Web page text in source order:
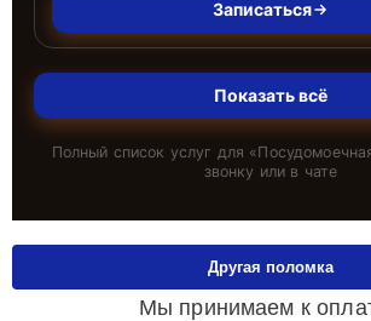
Записаться
Показать всё
Полный список услуг для «
звонку или в чате
Мы принимаем к
Другая поломка